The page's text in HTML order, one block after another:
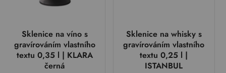
Sklenice na víno s
gravírováním vlastního
textu 0,35 l | KLARA
černá
Sklenice na whisky s
gravírováním vlastního
textu 0,25 l |
ISTANBUL